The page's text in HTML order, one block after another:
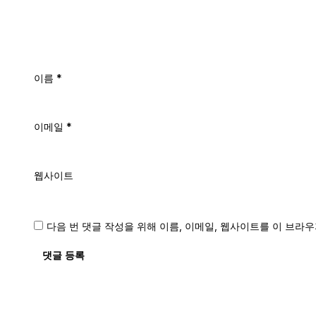
이름 *
이메일 *
웹사이트
다음 번 댓글 작성을 위해 이름, 이메일, 웹사이트를 이 브라
댓글 등록